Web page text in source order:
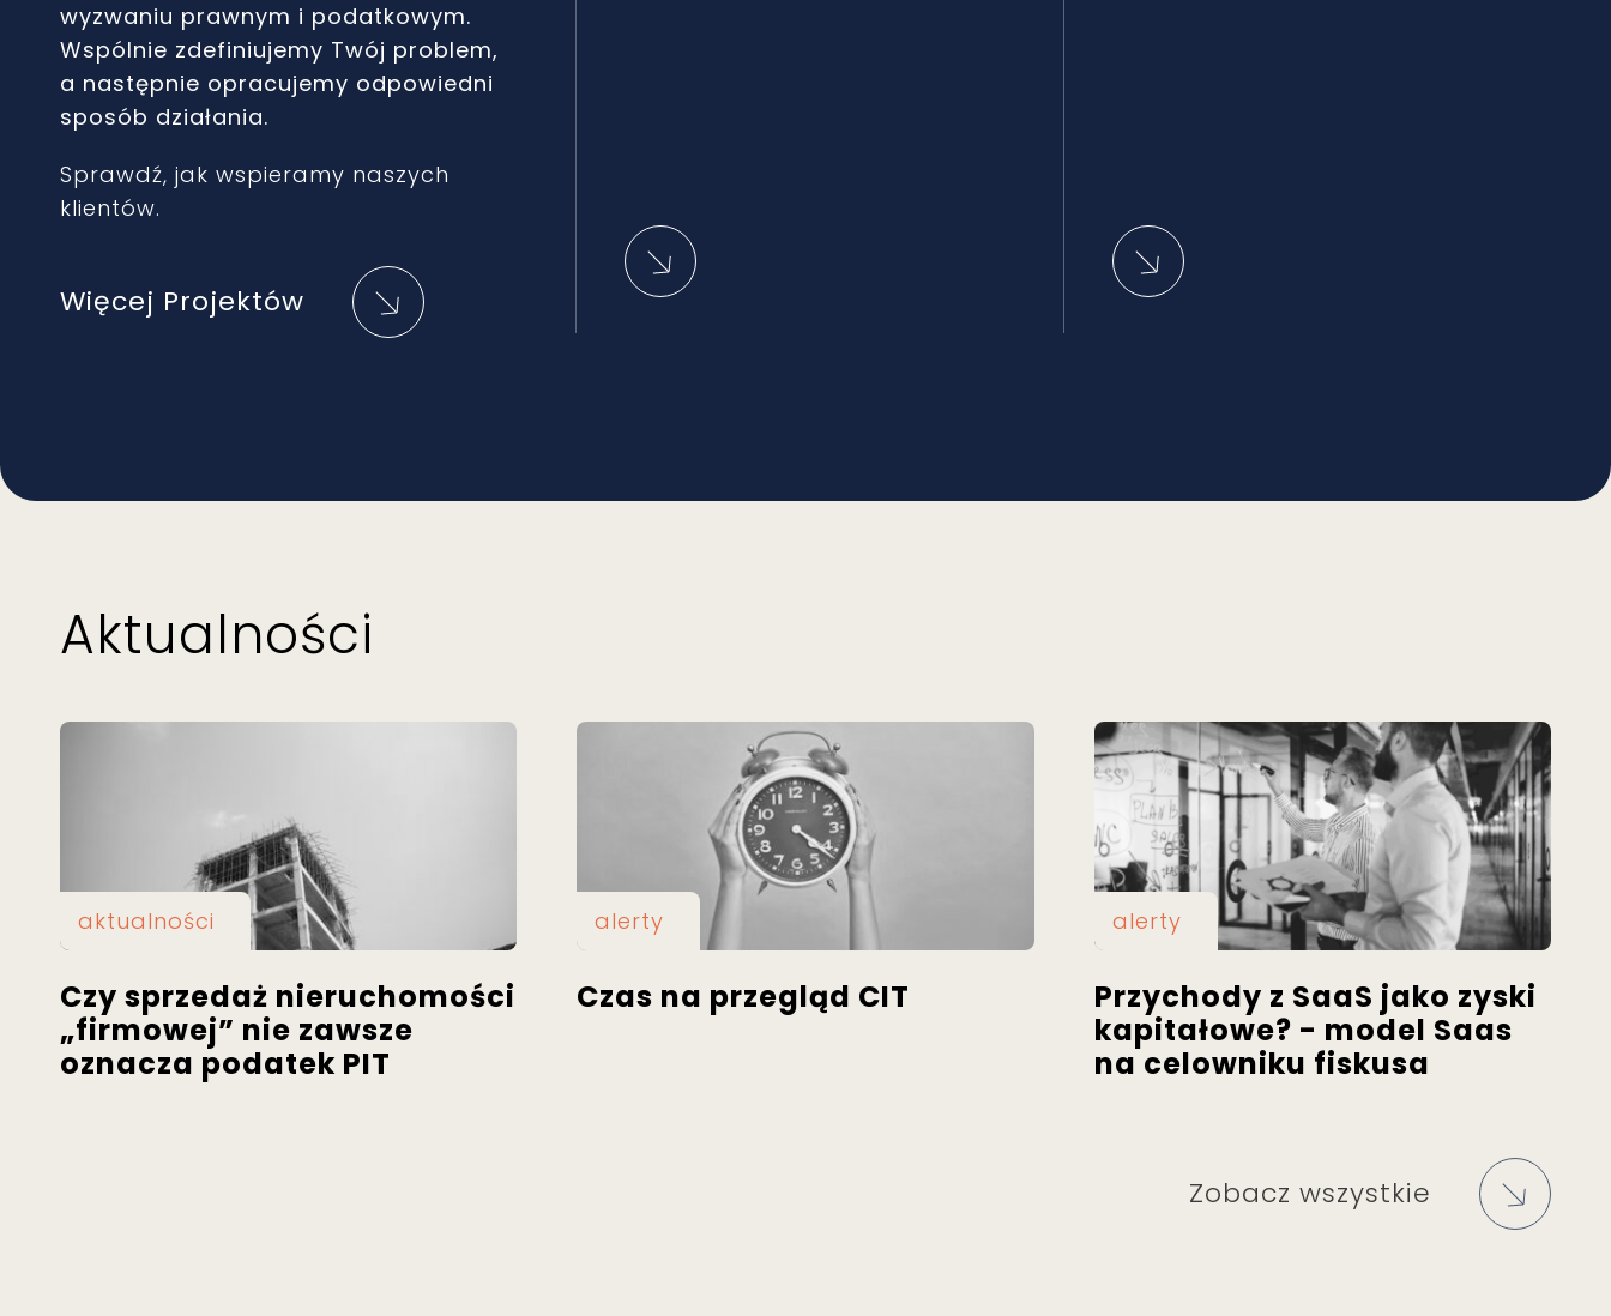
wyzwaniu prawnym i podatkowym.
Wspólnie zdefiniujemy Twój problem,
a następnie opracujemy odpowiedni
sposób działania.
Sprawdź, jak wspieramy naszych
klientów.
Więcej Projektów
Aktualności
aktualności
Czy sprzedaż nieruchomości
„firmowej” nie zawsze
oznacza podatek PIT
alerty
Czas na przegląd CIT
alerty
Przychody z SaaS jako zyski
kapitałowe? - model Saas
na celowniku fiskusa
Zobacz wszystkie